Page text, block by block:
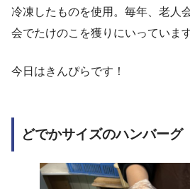
冷凍したものを使用。毎年、老人
会でたけのこを獲りにいっています
今日はきんぴらです！
どでかサイズのハンバーグ